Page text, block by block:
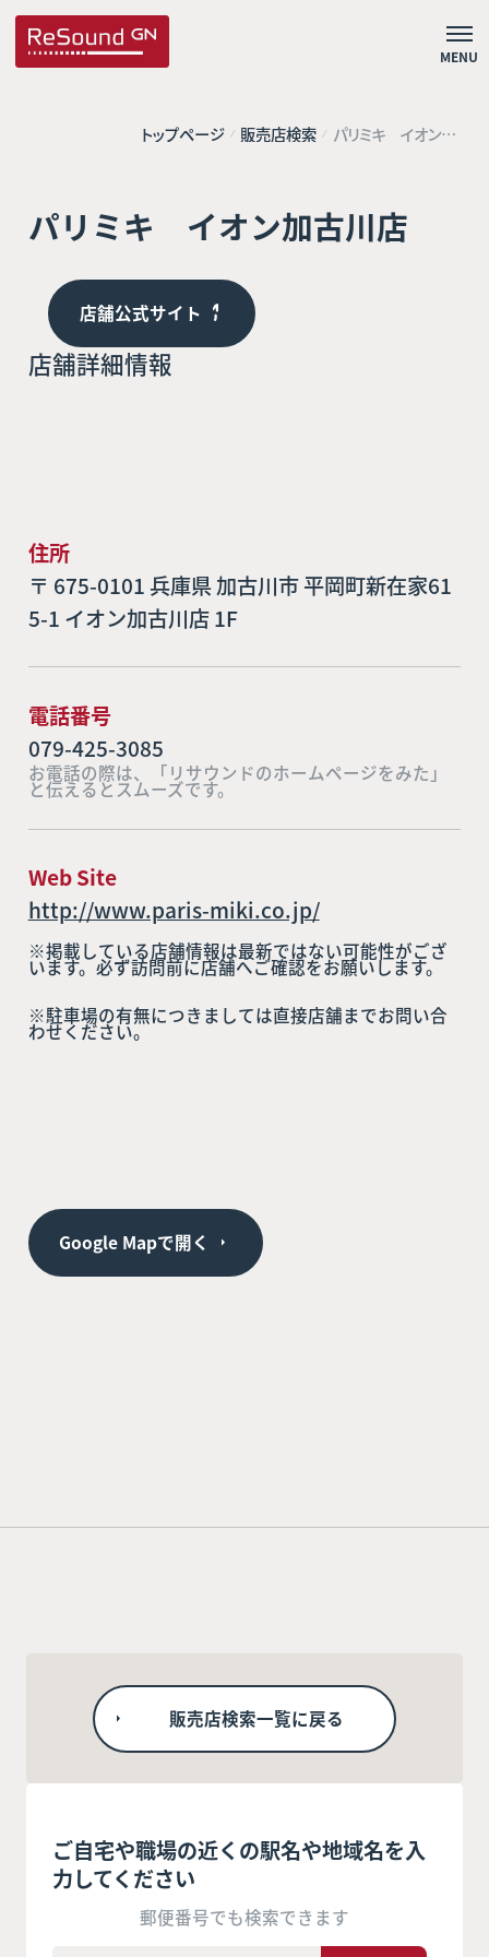
MENU
トップページ 販売店検索 パリミキ イオン加
古川店
パリミキ イオン加古川店
店舗公式サイト
店舗詳細情報
住所
〒 675-0101 兵庫県 加古川市 平岡町新在家61
5-1 イオン加古川店 1F
電話番号
079-425-3085
お電話の際は、「リサウンドのホームページをみた」
と伝えるとスムーズです。
Web Site
http://www.paris-miki.co.jp/
※掲載している店舗情報は最新ではない可能性がござ
います。必ず訪問前に店舗へご確認をお願いします。
※駐車場の有無につきましては直接店舗までお問い合
わせください。
Google Mapで開く
販売店検索一覧に戻る
ご自宅や職場の近くの駅名や地域名を入
力してください
郵便番号でも検索できます